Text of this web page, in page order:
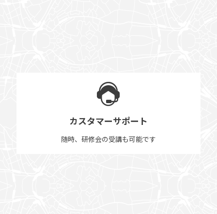
カスタマーサポート
随時、研修会の受講も可能です